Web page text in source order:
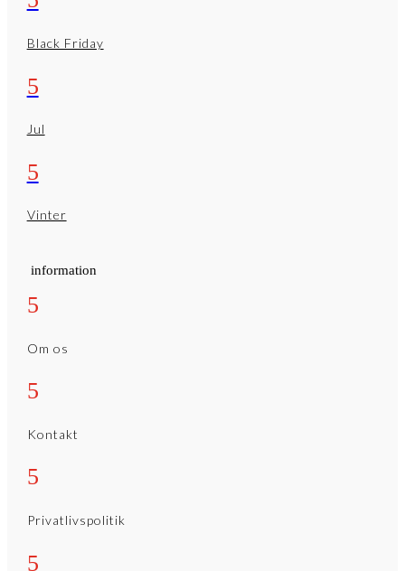
Black Friday
5
Jul
5
Vinter
information
5
Om os
5
Kontakt
5
Privatlivspolitik
5